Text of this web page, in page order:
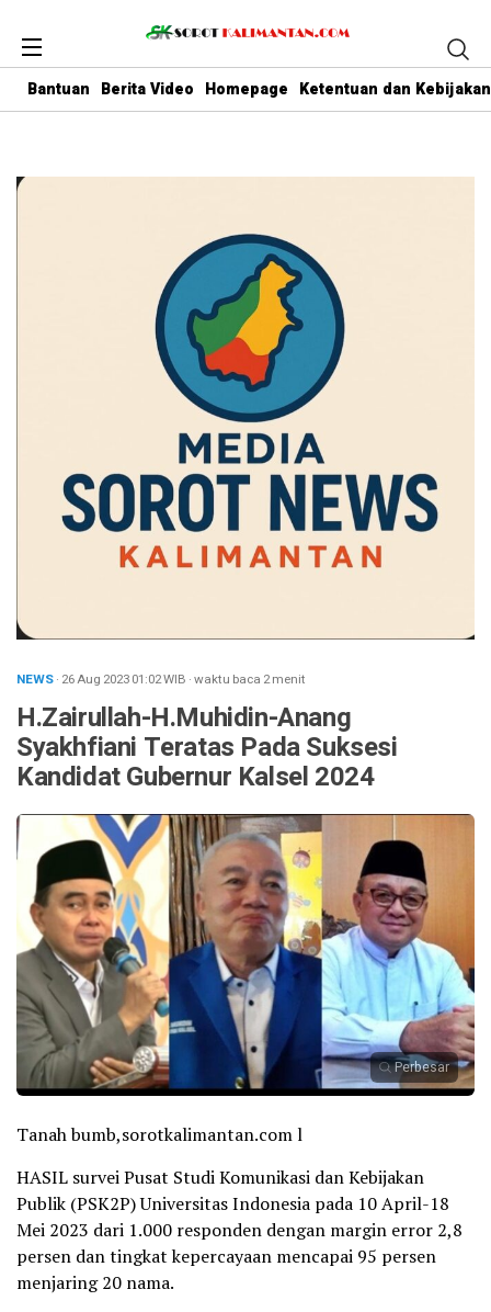
Bantuan Berita Video Homepage Ketentuan dan
NEWS· 26 Aug 202301:02WIB ·waktu baca 2 menit
H.Zairullah-H.Muhidin-Anang
Syakhfiani Teratas Pada Suksesi
Kandidat Gubernur Kalsel 2024
Perbesar
Tanah bumb,sorotkalimantan.com l
HASIL survei Pusat Studi Komunikasi dan Kebijakan
Publik (PSK2P) Universitas Indonesia pada 10 April-18
Mei 2023 dari 1.000 responden dengan margin error 2,8
persen dan tingkat kepercayaan mencapai 95 persen
menjaring 20 nama.